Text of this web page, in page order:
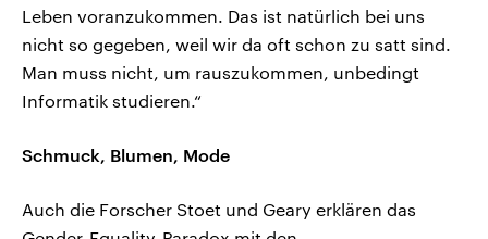
Leben voranzukommen. Das ist natürlich bei uns
nicht so gegeben, weil wir da oft schon zu satt sind.
Man muss nicht, um rauszukommen, unbedingt
Informatik studieren.“
Schmuck, Blumen, Mode
Auch die Forscher Stoet und Geary erklären das